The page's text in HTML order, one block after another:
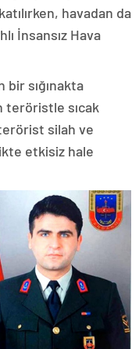
havadan da
İnsansız Hava
bir sığınakta
teröristle sıcak
silah ve
etkisiz hale